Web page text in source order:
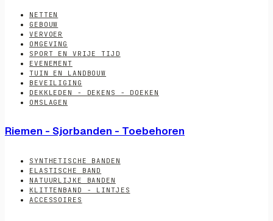
NETTEN
GEBOUW
VERVOER
OMGEVING
SPORT EN VRIJE TIJD
EVENEMENT
TUIN EN LANDBOUW
BEVEILIGING
DEKKLEDEN - DEKENS - DOEKEN
OMSLAGEN
Riemen - Sjorbanden - Toebehoren
SYNTHETISCHE BANDEN
ELASTISCHE BAND
NATUURLIJKE BANDEN
KLITTENBAND - LINTJES
ACCESSOIRES